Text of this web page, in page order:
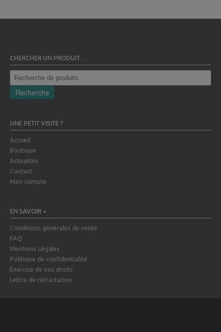
CHERCHER UN PRODUIT…
Recherche
pour :
Recherche
UNE PETIT VISITE ?
Accueil
Boutique
Actualités
Contact
Mon compte
EN SAVOIR +
Conditions générales de vente
FAQ
Mentions Légales
Politique de confidentialité
Exercice de vos droits
Lettre de rétractation